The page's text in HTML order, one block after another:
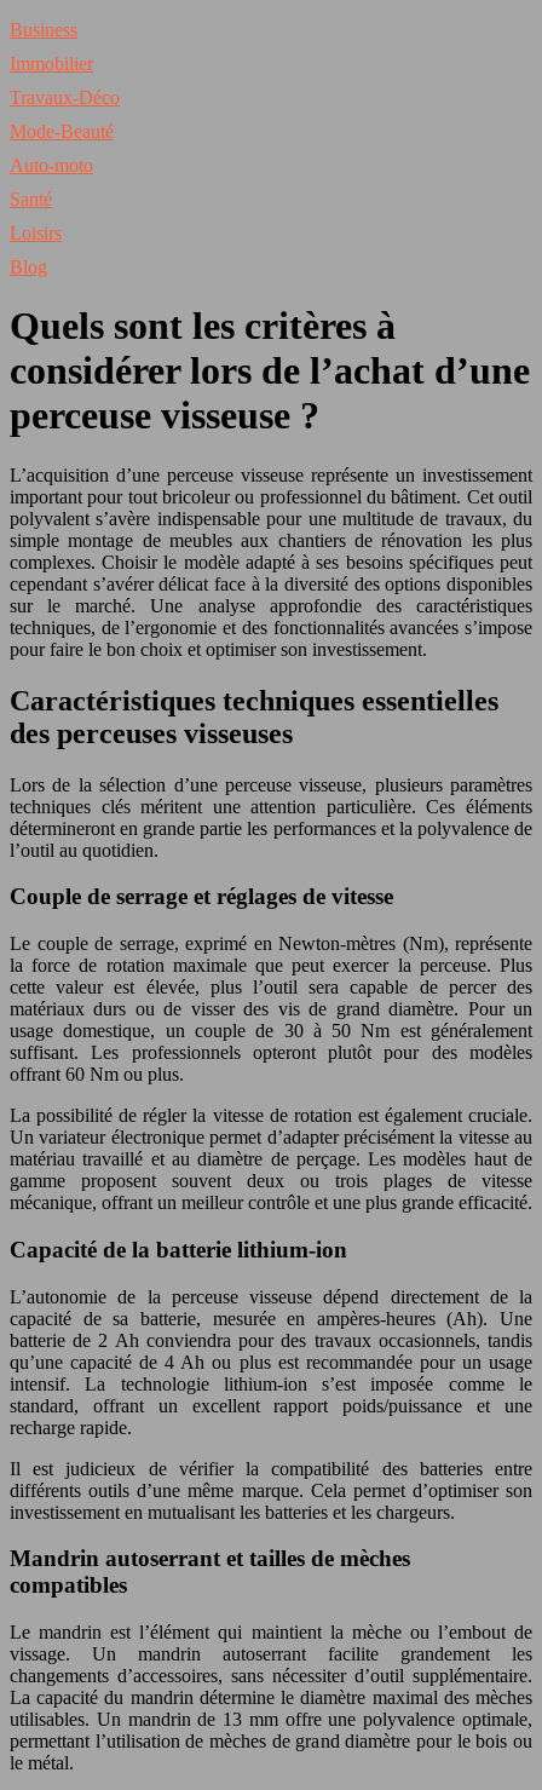
Business
Immobilier
Travaux-Déco
Mode-Beauté
Auto-moto
Santé
Loisirs
Blog
Quels sont les critères à
considérer lors de l’achat d’une
perceuse visseuse ?
L’acquisition d’une perceuse visseuse représente un investissement
important pour tout bricoleur ou professionnel du bâtiment. Cet outil
polyvalent s’avère indispensable pour une multitude de travaux, du
simple montage de meubles aux chantiers de rénovation les plus
complexes. Choisir le modèle adapté à ses besoins spécifiques peut
cependant s’avérer délicat face à la diversité des options disponibles
sur le marché. Une analyse approfondie des caractéristiques
techniques, de l’ergonomie et des fonctionnalités avancées s’impose
pour faire le bon choix et optimiser son investissement.
Caractéristiques techniques essentielles
des perceuses visseuses
Lors de la sélection d’une perceuse visseuse, plusieurs paramètres
techniques clés méritent une attention particulière. Ces éléments
détermineront en grande partie les performances et la polyvalence de
l’outil au quotidien.
Couple de serrage et réglages de vitesse
Le couple de serrage, exprimé en Newton-mètres (Nm), représente
la force de rotation maximale que peut exercer la perceuse. Plus
cette valeur est élevée, plus l’outil sera capable de percer des
matériaux durs ou de visser des vis de grand diamètre. Pour un
usage domestique, un couple de 30 à 50 Nm est généralement
suffisant. Les professionnels opteront plutôt pour des modèles
offrant 60 Nm ou plus.
La possibilité de régler la vitesse de rotation est également cruciale.
Un variateur électronique permet d’adapter précisément la vitesse au
matériau travaillé et au diamètre de perçage. Les modèles haut de
gamme proposent souvent deux ou trois plages de vitesse
mécanique, offrant un meilleur contrôle et une plus grande efficacité.
Capacité de la batterie lithium-ion
L’autonomie de la perceuse visseuse dépend directement de la
capacité de sa batterie, mesurée en ampères-heures (Ah). Une
batterie de 2 Ah conviendra pour des travaux occasionnels, tandis
qu’une capacité de 4 Ah ou plus est recommandée pour un usage
intensif. La technologie lithium-ion s’est imposée comme le
standard, offrant un excellent rapport poids/puissance et une
recharge rapide.
Il est judicieux de vérifier la compatibilité des batteries entre
différents outils d’une même marque. Cela permet d’optimiser son
investissement en mutualisant les batteries et les chargeurs.
Mandrin autoserrant et tailles de mèches
compatibles
Le mandrin est l’élément qui maintient la mèche ou l’embout de
vissage. Un mandrin autoserrant facilite grandement les
changements d’accessoires, sans nécessiter d’outil supplémentaire.
La capacité du mandrin détermine le diamètre maximal des mèches
utilisables. Un mandrin de 13 mm offre une polyvalence optimale,
permettant l’utilisation de mèches de grand diamètre pour le bois ou
le métal.